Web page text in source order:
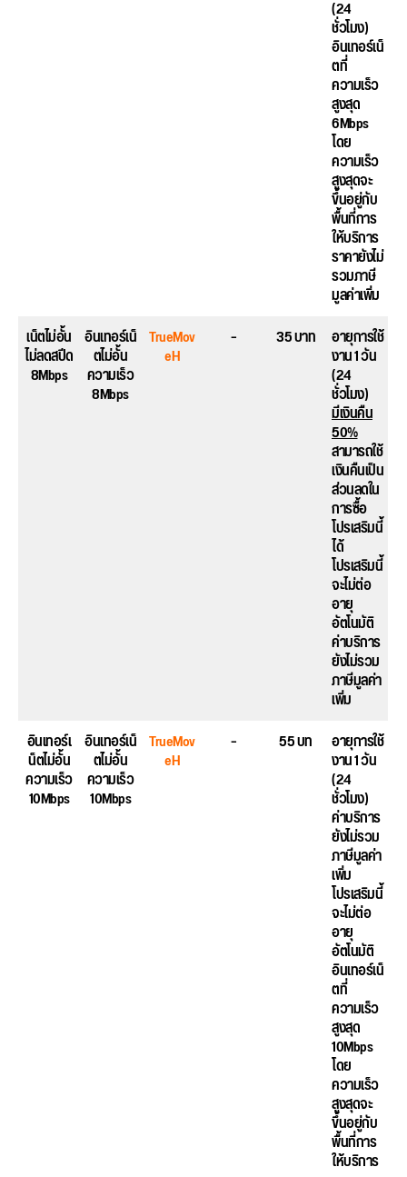
(24
ชั่วโมง)
อินเทอร์เน็
ตที่
ความเร็ว
สูงสุด
6Mbps
โดย
ความเร็ว
สูงสุดจะ
ขึ้นอยู่กับ
พื้นที่การ
ให้บริการ
ราคายังไม่
รวมภาษี
มูลค่าเพิ่ม
เน็ตไม่อั้น
ไม่ลดสปีด
8Mbps
อินเทอร์เน็
ตไม่อั้น
ความเร็ว
8Mbps
TrueMov
eH
– 35 บาท อายุการใช้
งาน 1 วัน
(24
ชั่วโมง)
มีเงินคืน
50%
สามารถใช้
เงินคืนเป็น
ส่วนลดใน
การซื้อ
โปรเสริมนี้
ได้
โปรเสริมนี้
จะไม่ต่อ
อายุ
อัตโนมัติ
ค่าบริการ
ยังไม่รวม
ภาษีมูลค่า
เพิ่ม
อินเทอร์เ
น็ตไม่อั้น
ความเร็ว
10Mbps
อินเทอร์เน็
ตไม่อั้น
ความเร็ว
10Mbps
TrueMov
eH
– 55 บท อายุการใช้
งาน 1 วัน
(24
ชั่วโมง)
ค่าบริการ
ยังไม่รวม
ภาษีมูลค่า
เพิ่ม
โปรเสริมนี้
จะไม่ต่อ
อายุ
อัตโนมัติ
อินเทอร์เน็
ตที่
ความเร็ว
สูงสุด
10Mbps
โดย
ความเร็ว
สูงสุดจะ
ขึ้นอยู่กับ
พื้นที่การ
ให้บริการ